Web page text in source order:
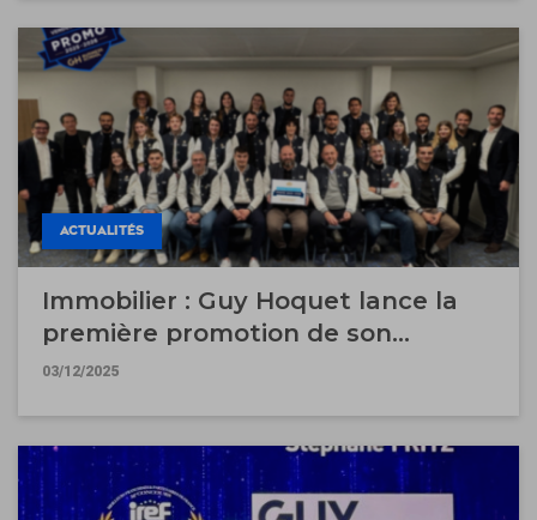
ACTUALITÉS
Immobilier : Guy Hoquet lance la
première promotion de son
Bachelor "Vendeur Expert" au sein
03/12/2025